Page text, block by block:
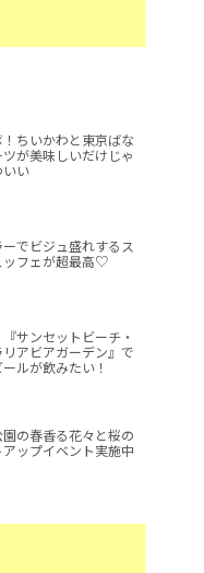
ちいかわと東京ばな
が美味しいだけじゃ
いい
でビジュ盛れするス
ッフェが超最高♡
サンセットビーチ・
アビアガーデン』で
ルが飲みたい！
の春香る花々と桜の
ップイベント実施中